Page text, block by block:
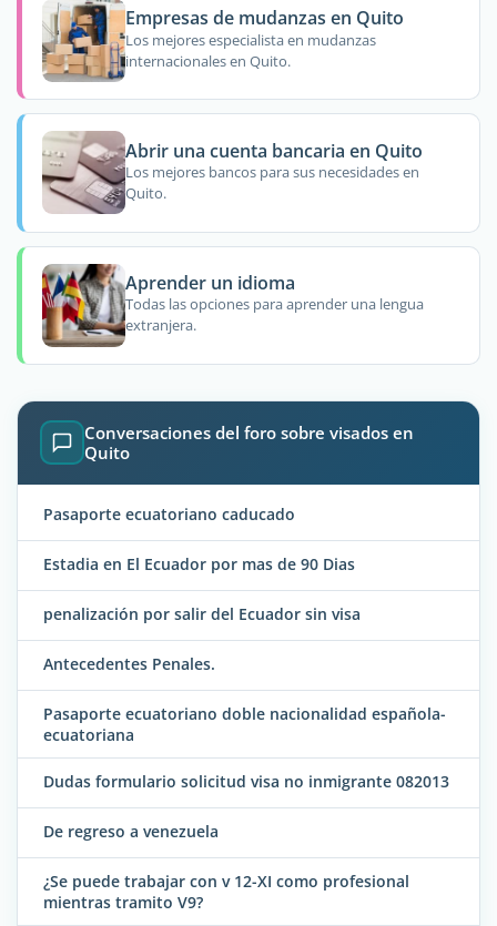
Empresas de mudanzas en Quito
Los mejores especialista en mudanzas
internacionales en Quito.
Abrir una cuenta bancaria en Quito
Los mejores bancos para sus necesidades en
Quito.
Aprender un idioma
Todas las opciones para aprender una lengua
extranjera.
Conversaciones del foro sobre visados en
Quito
Pasaporte ecuatoriano caducado
Estadia en El Ecuador por mas de 90 Dias
penalización por salir del Ecuador sin visa
Antecedentes Penales.
Pasaporte ecuatoriano doble nacionalidad española-
ecuatoriana
Dudas formulario solicitud visa no inmigrante 082013
De regreso a venezuela
¿Se puede trabajar con v 12-XI como profesional
mientras tramito V9?